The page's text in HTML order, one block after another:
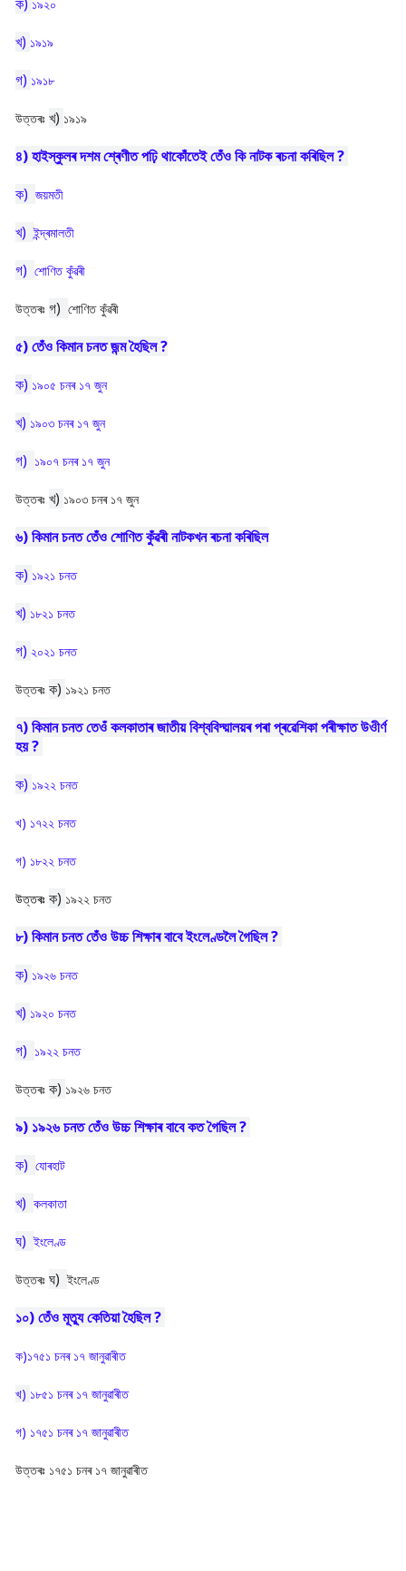
১৯২০
খ) ১৯১৯
গ) ১৯১৮
উত্তৰঃ খ) ১৯১৯
৪) হাইস্কুলৰ দশম শ্ৰেণীত পঢ়ি থাকোঁতেই তেঁও কি নাটক ৰচনা কৰিছিল ?
ক) জয়মতী
খ)ইন্দ্ৰমালতী
গ) শোণিত কুঁৱৰী
উত্তৰঃ গ) শোণিত কুঁৱৰী
৫) তেঁও কিমান চনত জন্ম হৈছিল ?
ক) ১৯০৫ চনৰ ১৭ জুন
খ) ১৯০৩ চনৰ ১৭ জুন
গ) ১৯০৭ চনৰ ১৭ জুন
উত্তৰঃ খ) ১৯০৩ চনৰ ১৭ জুন
৬) কিমান চনত তেঁও শোণিত কুঁৱৰী নাটকখন ৰচনা কৰিছিল
ক) ১৯২১ চনত
খ) ১৮২১ চনত
গ) ২০২১ চনত
উত্তৰঃ ক) ১৯২১ চনত
৭) কিমান চনত তেওঁ কলকাতাৰ জাতীয় বিশ্ববিদ্য়ালয়ৰ পৰা প্ৰৱেশিকা পৰীক্ষাত উওীৰ্ণ
হয় ?
ক) ১৯২২ চনত
খ) ১৭২২ চনত
গ) ১৮২২ চনত
উত্তৰঃ ক) ১৯২২ চনত
৮) কিমান চনত তেঁও উচ্চ শিক্ষাৰ বাবে ইংলেণ্ডলৈ গৈছিল ?
ক) ১৯২৬ চনত
খ) ১৯২০ চনত
গ) ১৯২২ চনত
উত্তৰঃ ক) ১৯২৬ চনত
৯) ১৯২৬ চনত তেঁও উচ্চ শিক্ষাৰ বাবে কত গৈছিল ?
ক) যোৰহাট
খ) কলকাতা
ঘ)ইংলেণ্ড
উত্তৰঃ ঘ)ইংলেণ্ড
১০) তেঁও মূত্যু কেতিয়া হৈছিল ?
ক)১৭৫১ চনৰ ১৭ জানুৱাৰীত
খ) ১৮৫১ চনৰ ১৭ জানুৱাৰীত
গ) ১৭৫১ চনৰ ১৭ জানুৱাৰীত
উত্তৰঃ ১৭৫১ চনৰ ১৭ জানুৱাৰীত